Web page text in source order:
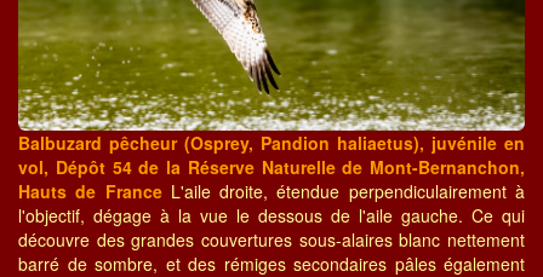
Balbuzard pêcheur (Osprey, Pandion haliaetus), juvénile en
vol, Dépôt 54 de la Réserve Naturelle de Mont-Bernanchon,
Hauts de FranceL'aile droite, étendue perpendiculairement à
l'objectif, dégage à la vue le dessous de l'aile gauche. Ce qui
découvre des grandes couvertures sous-alaires blanc nettement
barré de sombre, et des rémiges secondaires pâles également